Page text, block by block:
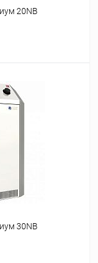
20NВ
30NВ